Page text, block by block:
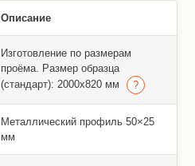
Описание
Изготовление по размерам
проёма. Размер образца
(стандарт): 2000х820 мм
Металлический профиль 50×25
мм